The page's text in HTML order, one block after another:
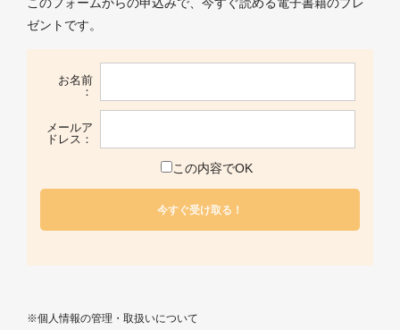
このフォームからの申込みで、今すぐ読める電子書籍のプレ
ゼントです。
お名前
：
メールア
ドレス：
この内容でOK
※個人情報の管理・取扱いについて